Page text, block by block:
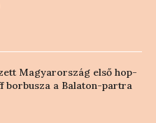
Magyarország első hop-
borbusza a Balaton-partra